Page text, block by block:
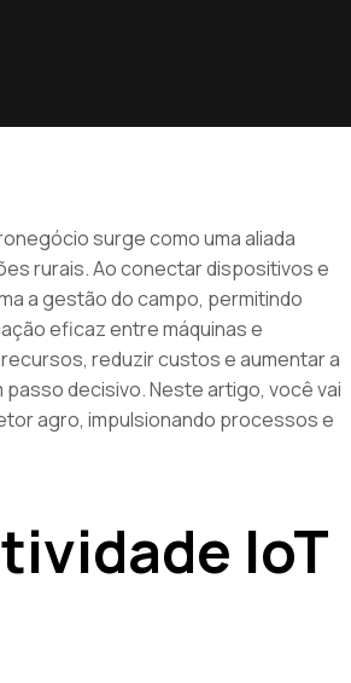
surge como uma aliada
rurais. Ao conectar dispositivos e
a gestão do campo, permitindo
eficaz entre máquinas e
reduzir custos e aumentar a
decisivo. Neste artigo, você vai
agro, impulsionando processos e
IoT